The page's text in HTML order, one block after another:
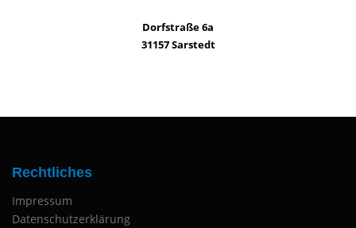
Dorfstraße 6a
31157 Sarstedt
Rechtliches
Impressum
Datenschutzerklärung